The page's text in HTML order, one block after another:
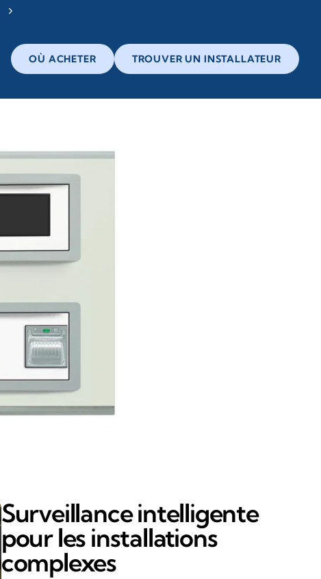
OÙ ACHETER TROUVER UN INSTALLATEUR
Surveillance intelligente
pour les installations
complexes